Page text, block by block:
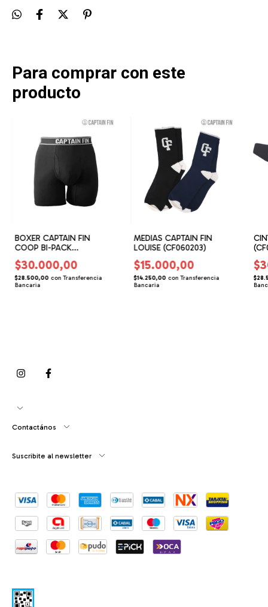
Para comprar con este
producto
BOXER CAPTAIN FIN
COOP BI-PACK
(CF050304)
$30.000,00
$28.500,00 con Transferencia
Bancaria
MEDIAS CAPTAIN FIN
LOUISE (CF060203)
$15.000,00
$14.250,00 con Transferencia
Bancaria
Contactános
Suscribite al newsletter